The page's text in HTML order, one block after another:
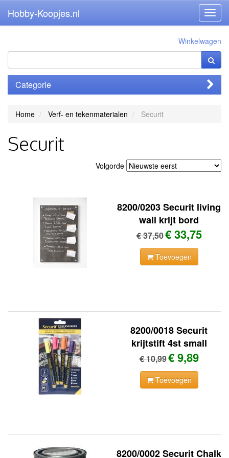
Hobby-Koopjes.nl
Winkelwagen
Categorie
Home Verf- en tekenmaterialen Securit
Securit
Volgorde
8200/0203 Securit living
wall krijt bord
€ 37,50€ 33,75
Toevoegen
8200/0018 Securit
krijtstift 4st small
€ 10,99€ 9,89
Toevoegen
8200/0002 Securit Chalk